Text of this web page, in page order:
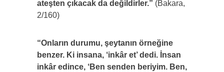
ateşten çıkacak da değildirler.” (Bakara,
2/160)
“Onların durumu, şeytanın örneğine
benzer. Ki insana, ‘inkâr et’ dedi. İnsan
inkâr edince, ‘Ben senden beriyim. Ben,